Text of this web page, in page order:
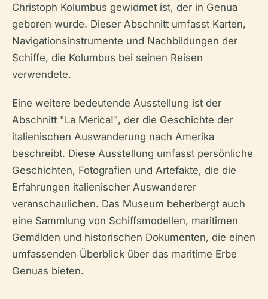
Christoph Kolumbus gewidmet ist, der in Genua
geboren wurde. Dieser Abschnitt umfasst Karten,
Navigationsinstrumente und Nachbildungen der
Schiffe, die Kolumbus bei seinen Reisen
verwendete.
Eine weitere bedeutende Ausstellung ist der
Abschnitt "La Merica!", der die Geschichte der
italienischen Auswanderung nach Amerika
beschreibt. Diese Ausstellung umfasst persönliche
Geschichten, Fotografien und Artefakte, die die
Erfahrungen italienischer Auswanderer
veranschaulichen. Das Museum beherbergt auch
eine Sammlung von Schiffsmodellen, maritimen
Gemälden und historischen Dokumenten, die einen
umfassenden Überblick über das maritime Erbe
Genuas bieten.